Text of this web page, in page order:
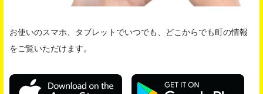
お使いのスマホ、タブレットでいつでも、どこからでも町の情報
をご覧いただけます。